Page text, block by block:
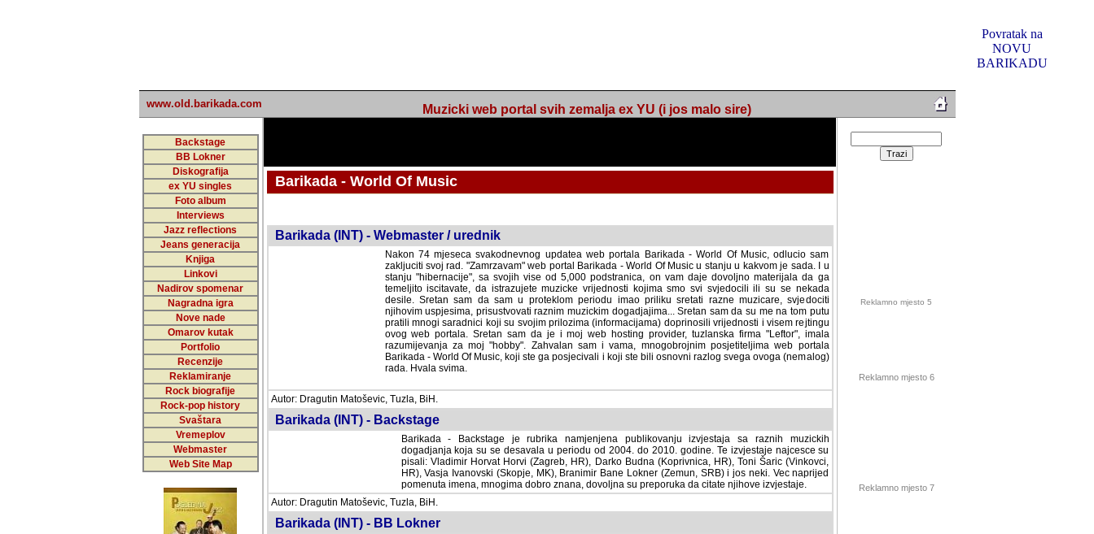
Povratak na
NOVU
BARIKADU
www.old.barikada.com Muzicki web portal svih zemalja ex YU (i jos malo sire)
Backstage
BB Lokner
Diskografija
ex YU singles
Foto album
Interviews
Jazz reflections
Jeans generacija
Knjiga
Linkovi
Nadirov spomenar
Nagradna igra
Nove nade
Omarov kutak
Portfolio
Recenzije
Reklamiranje
Rock biografije
Rock-pop history
Svaštara
Vremeplov
Webmaster
Web Site Map
Barikada - World Of Music
Barikada (INT) - Webmaster / urednik
Nakon 74 mjeseca svakodnevnog updatea web portala Barikada - World Of Music, odlucio sam
zakljuciti svoj rad. "Zamrzavam" web portal Barikada - World Of Music u stanju u kakvom je sada. I u
stanju "hibernacije", sa svojih vise od 5,000 podstranica, on vam daje dovoljno materijala da ga
temeljito iscitavate, da istrazujete muzicke vrijednosti kojima smo svi svjedocili ili su se nekada desile.
Sretan sam da sam u proteklom periodu imao priliku sretati razne muzicare, svjedociti njihovim
uspjesima, prisustvovati raznim muzickim dogadjajima... Sretan sam da su me na tom putu pratili
mnogi saradnici koji su svojim prilozima (informacijama) doprinosili vrijednosti i visem rejtingu ovog
web portala. Sretan sam da je i moj web hosting provider, tuzlanska firma "Leftor", imala
razumijevanja za moj "hobby". Zahvalan sam i vama, mnogobrojnim posjetiteljima web portala
Barikada - World Of Music, koji ste ga posjecivali i koji ste bili osnovni razlog svega ovoga (nemalog)
rada. Hvala svima.
Autor: Dragutin Matoševic, Tuzla, BiH.
Barikada (INT) - Backstage
Barikada - Backstage je rubrika namjenjena publikovanju izvjestaja sa raznih muzickih
dogadjanja koja su se desavala u periodu od 2004. do 2010. godine. Te izvjestaje najcesce su
pisali: Vladimir Horvat Horvi (Zagreb, HR), Darko Budna (Koprivnica, HR), Toni Šaric (Vinkovci,
HR), Vasja Ivanovski (Skopje, MK), Branimir Bane Lokner (Zemun, SRB) i jos neki. Vec naprijed
pomenuta imena, mnogima dobro znana, dovoljna su preporuka da citate njihove izvjestaje.
Autor: Dragutin Matoševic, Tuzla, BiH.
Barikada (INT) - BB Lokner